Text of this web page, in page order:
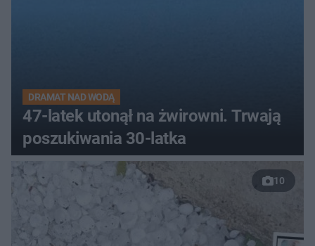
DRAMAT NAD WODĄ
47-latek utonął na żwirowni. Trwają
poszukiwania 30-latka
10